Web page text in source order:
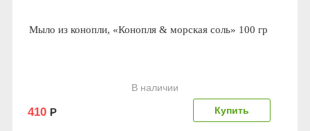
Мыло из конопли, «Конопля & морская соль» 100 гр
В наличии
410 Р